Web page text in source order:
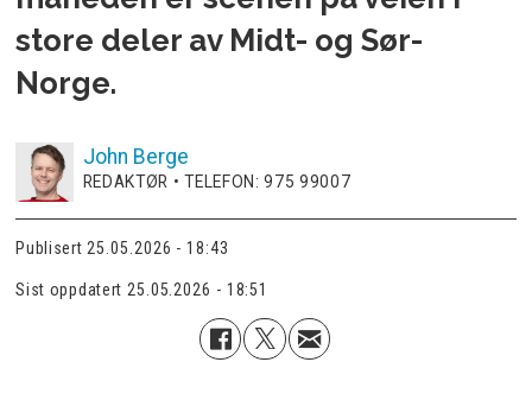
store deler av Midt- og Sør-
Norge.
John Berge
REDAKTØR • TELEFON: 975 99007
Publisert 25.05.2026 - 18:43
Sist oppdatert 25.05.2026 - 18:51